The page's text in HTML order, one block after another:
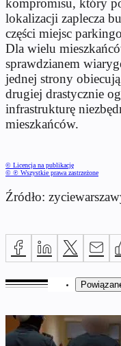
kompromisu, który
lokalizacji zaplecza
części miejsc
Dla wielu
sprawdzianem
jednej strony
drugiej drastycznie
infrastrukturę
mieszkańców.
© Licencja na publikację
© ℗ Wszystkie prawa zastrzeżone
Źródło: